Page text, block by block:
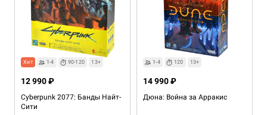
Хит 1-4 90-120 13+
Cyberpunk 2077: Банды Найт-
Сити
12 990 ₽
1-4 120 13+
Дюна: Война за Арракис
14 990 ₽